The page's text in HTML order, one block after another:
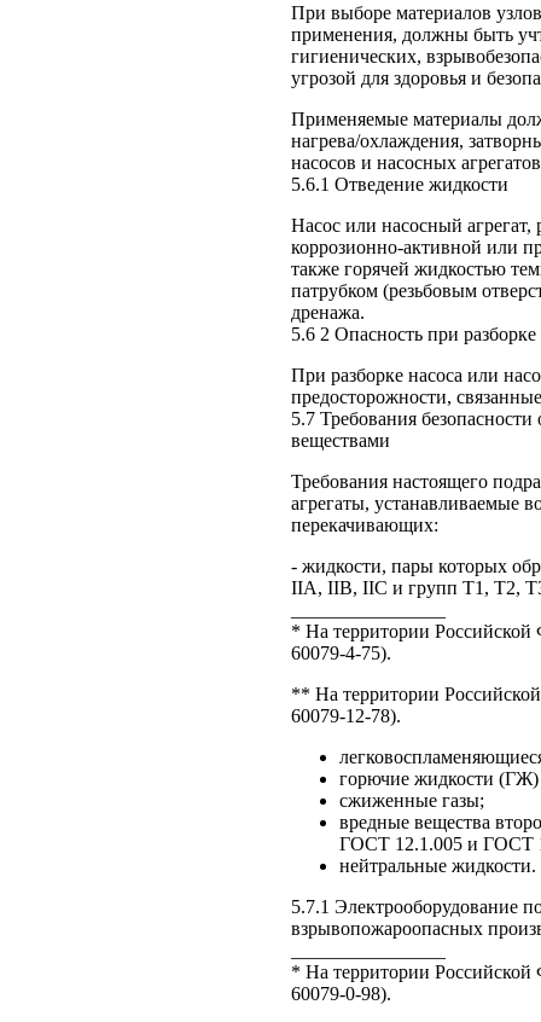
При выборе материалов
применения, должны быть
гигиенических,
угрозой для здоровья и
Применяемые материалы
нагрева/охлаждения,
насосов и насосных
5.6.1 Отведение жидкости
Насос или насосный
коррозионно-активной или
также горячей жидкостью
патрубком (резьбовым
дренажа.
5.6 2 Опасность при разборке
При разборке насоса или
предосторожности,
5.7 Требования
веществами
Требования настоящего
агрегаты, устанавливаемые
перекачивающих:
- жидкости, пары которых
IIA, IIB, IIC и групп Т1, Т2,
* На территории
60079-4-75).
** На территории
60079-12-78).
горючие жидкости
сжиженные газы;
вредные вещества
ГОСТ 12.1.005 и ГОСТ
нейтральные жидкости.
5.7.1 Электрооборудование
взрывопожароопасных
* На территории
60079-0-98).